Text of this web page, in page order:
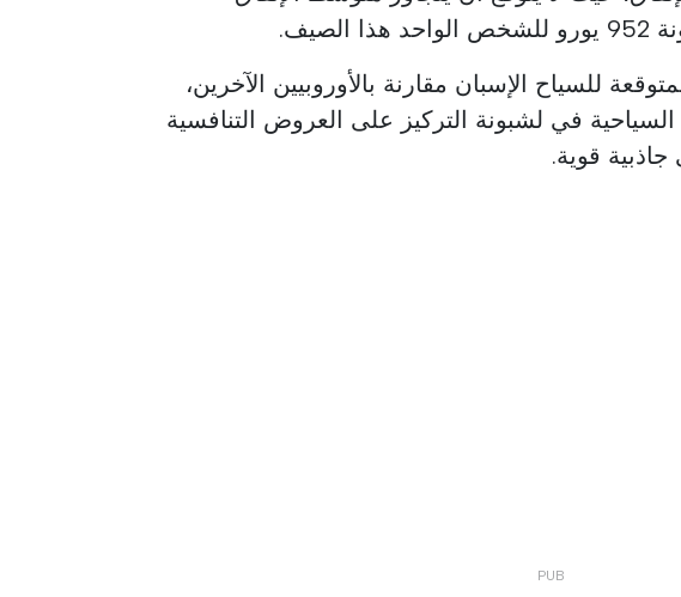
للسياح الإسبان مقارنة بالأوروبيين الآخرين،
في لشبونة التركيز على العروض التنافسية
جاذبية قوية.